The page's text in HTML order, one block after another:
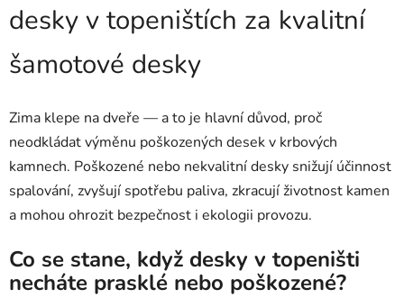
desky v topeništích za kvalitní
šamotové desky
Zima klepe na dveře — a to je hlavní důvod, proč
neodkládat výměnu poškozených desek v krbových
kamnech. Poškozené nebo nekvalitní desky snižují účinnost
spalování, zvyšují spotřebu paliva, zkracují životnost kamen
a mohou ohrozit bezpečnost i ekologii provozu.
Co se stane, když desky v topeništi
necháte prasklé nebo poškozené?